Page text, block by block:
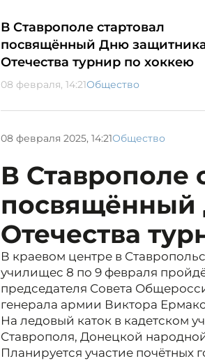
В Ставрополе стартовал
посвящённый Дню
Отечества турнир по хоккею
08 февраля, 14:21Общество
08 февраля 2025, 14:21Общество
В Ставрополе
посвящённый
Отечества
В краевом центре в
училищес 8 по 9 февраля
председателя Совета
генерала армии Виктора
На ледовый каток в кадетском
Ставрополя, Донецкой
Планируется участие почётных